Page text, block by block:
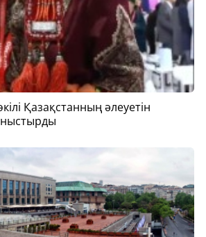
Қазақстанның әлеуетін